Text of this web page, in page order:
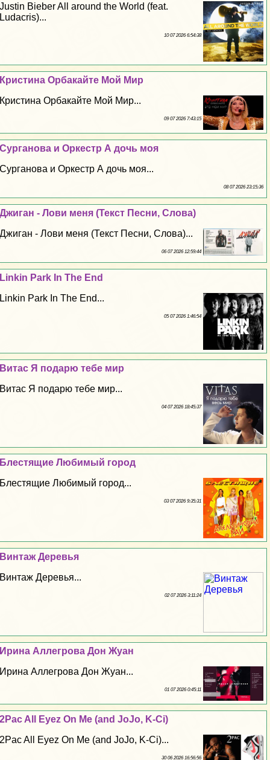
Justin Bieber All around the World (feat.
Ludacris)...
10 07 2026 6:54:38
Кристина Орбакайте Мой Мир
Кристина Орбакайте Мой Мир...
09 07 2026 7:43:15
Сурганова и Оркестр А дочь моя
Сурганова и Оркестр А дочь моя...
08 07 2026 23:15:36
Джиган - Лови меня (Текст Песни, Слова)
Джиган - Лови меня (Текст Песни, Слова)...
06 07 2026 12:59:44
Linkin Park In The End
Linkin Park In The End...
05 07 2026 1:46:54
Витас Я подарю тебе мир
Витас Я подарю тебе мир...
04 07 2026 18:45:37
Блестящие Любимый город
Блестящие Любимый город...
03 07 2026 9:35:31
Винтаж Деревья
Винтаж Деревья...
02 07 2026 3:11:24
Ирина Аллегрова Дон Жуан
Ирина Аллегрова Дон Жуан...
01 07 2026 0:45:11
2Pac All Eyez On Me (and JoJo, K-Ci)
2Pac All Eyez On Me (and JoJo, K-Ci)...
30 06 2026 16:56:56